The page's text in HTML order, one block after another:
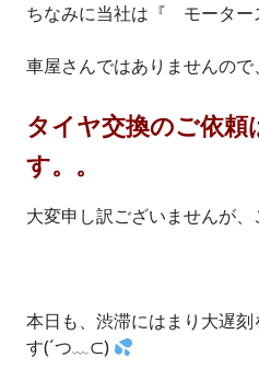
ちなみに当社は『 モーター
車屋さんではありませんので、
タイヤ交換のご依頼
す。。
大変申し訳ございませんが
本日も、渋滞にはまり大遅
す(´つ﹏⊂)